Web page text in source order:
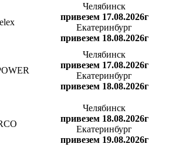
Челябинск
привезем 17.08.2026г
Екатеринбург
привезем 18.08.2026г
Челябинск
привезем 17.08.2026г
Екатеринбург
привезем 18.08.2026г
Челябинск
привезем 18.08.2026г
Екатеринбург
привезем 19.08.2026г